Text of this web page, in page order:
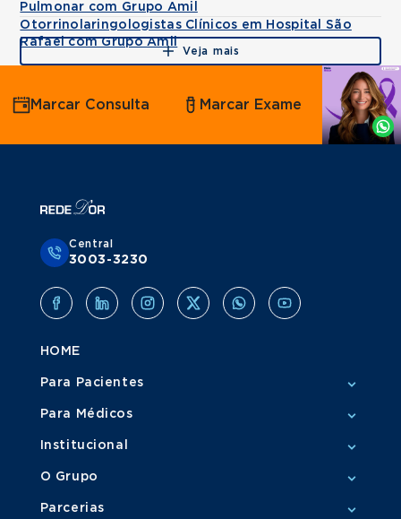
Pulmonar com Grupo Amil
Otorrinolaringologistas Clínicos em Hospital São
Rafael com Grupo Amil
Veja mais
Agende
por
Whatsapp
Marcar Consulta Marcar Exame
Central
3003-3230
HOME
Para Pacientes
Para Médicos
Institucional
O Grupo
Parcerias